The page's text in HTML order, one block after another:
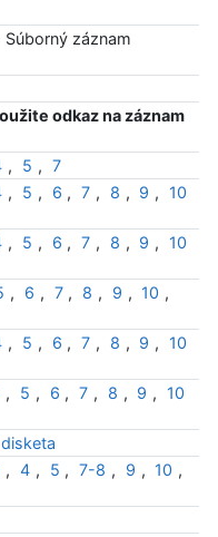
Súborný záznam
odkaz na záznam
, 5 , 7
, 5 , 6 , 7 , 8 , 9 ,
10
, 5 , 6 , 7 , 8 , 9 ,
10
, 6 , 7 , 8 , 9 , 10 ,
, 5 , 6 , 7 , 8 , 9 ,
10
, 5 , 6 , 7 , 8 , 9 ,
10
, 4 , 5 , 7-8 , 9 , 10 ,